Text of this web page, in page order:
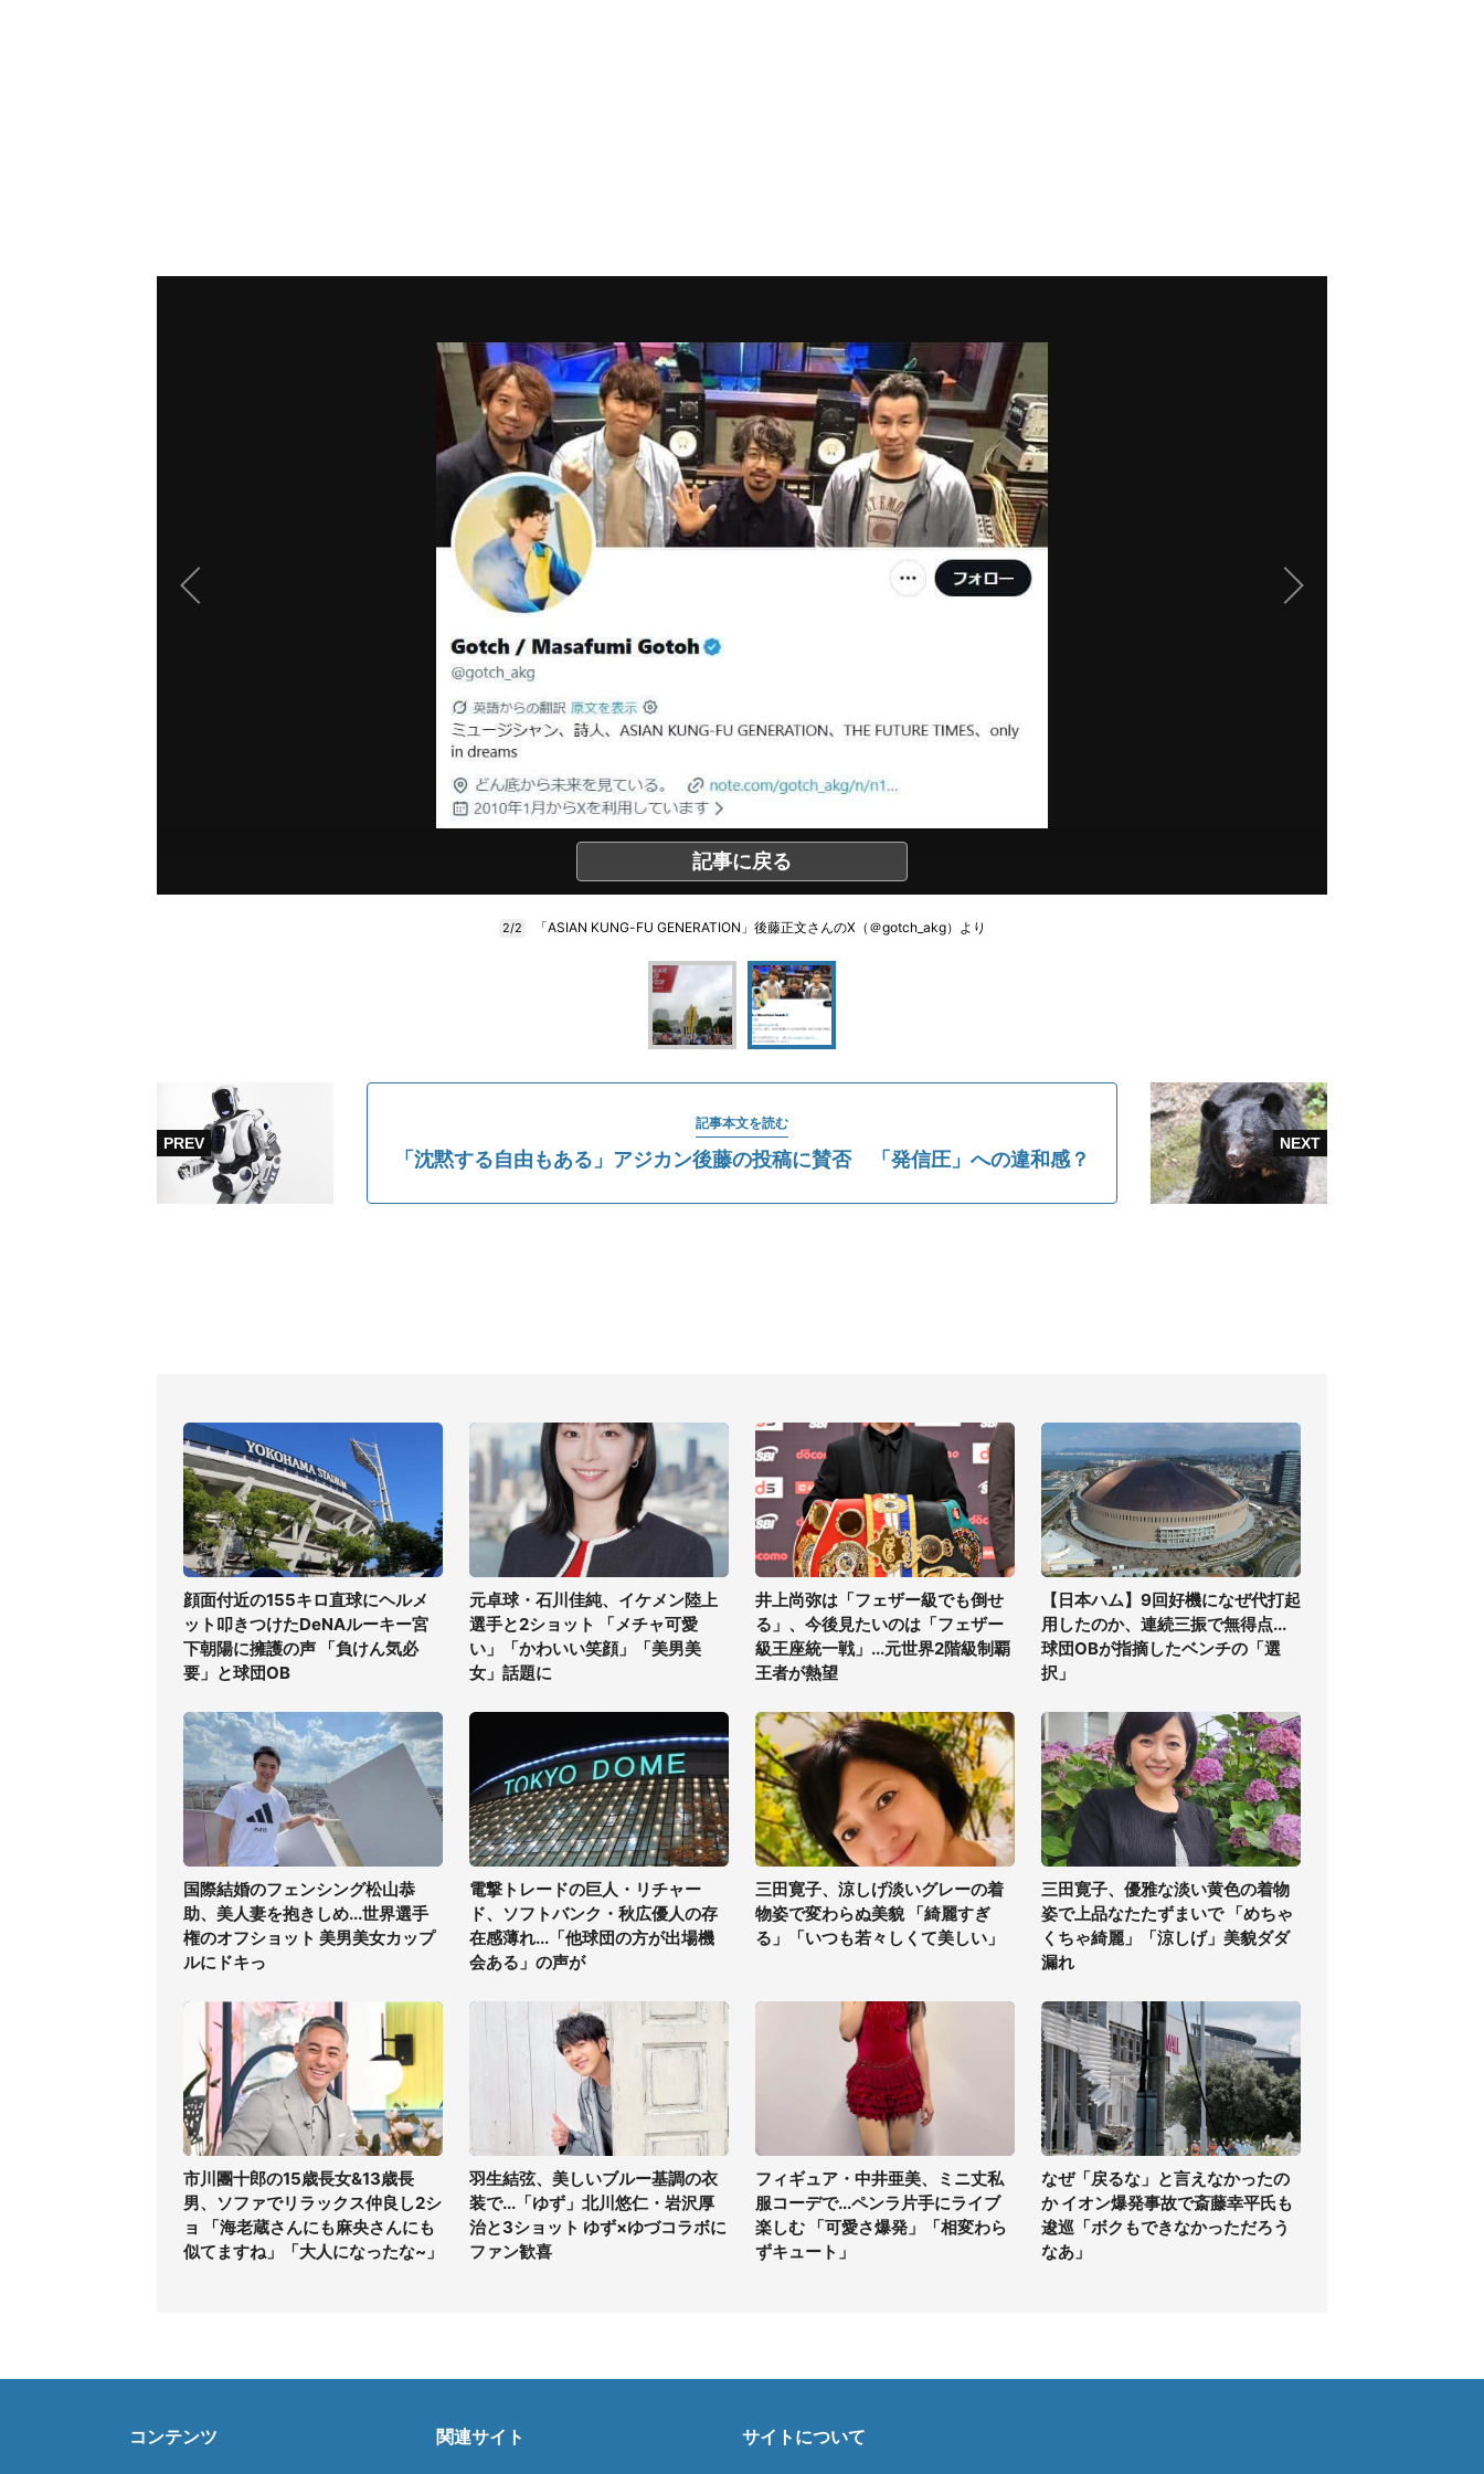
記事に戻る
2/2 「ASIAN KUNG-FU GENERATION」後藤正文さんのX（＠gotch_akg）より
記事本文を読む
「沈黙する自由もある」アジカン後藤の投稿に賛否 「発信圧」への違和感？
顔面付近の155キロ直球にヘルメ
ット叩きつけたDeNAルーキー宮
下朝陽に擁護の声 「負けん気必
要」と球団OB
元卓球・石川佳純、イケメン陸上
選手と2ショット 「メチャ可愛
い」「かわいい笑顔」「美男美
女」話題に
井上尚弥は「フェザー級でも倒せ
る」、今後見たいのは「フェザー
級王座統一戦」...元世界2階級制覇
王者が熱望
【日本ハム】9回好機になぜ代打起
用したのか、連続三振で無得点...
球団OBが指摘したベンチの「選
択」
国際結婚のフェンシング松山恭
助、美人妻を抱きしめ...世界選手
権のオフショット 美男美女カップ
ルにドキっ
電撃トレードの巨人・リチャー
ド、ソフトバンク・秋広優人の存
在感薄れ...「他球団の方が出場機
会ある」の声が
三田寛子、涼しげ淡いグレーの着
物姿で変わらぬ美貌 「綺麗すぎ
る」「いつも若々しくて美しい」
三田寛子、優雅な淡い黄色の着物
姿で上品なたたずまいで 「めちゃ
くちゃ綺麗」「涼しげ」美貌ダダ
漏れ
市川團十郎の15歳長女&13歳長
男、ソファでリラックス仲良し2シ
ョ 「海老蔵さんにも麻央さんにも
似てますね」「大人になったな~」
羽生結弦、美しいブルー基調の衣
装で...「ゆず」北川悠仁・岩沢厚
治と3ショット ゆず×ゆづコラボに
ファン歓喜
フィギュア・中井亜美、ミニ丈私
服コーデで...ペンラ片手にライブ
楽しむ 「可愛さ爆発」「相変わら
ずキュート」
なぜ「戻るな」と言えなかったの
か イオン爆発事故で斎藤幸平氏も
逡巡「ボクもできなかっただろう
なあ」
コンテンツ 関連サイト サイトについて